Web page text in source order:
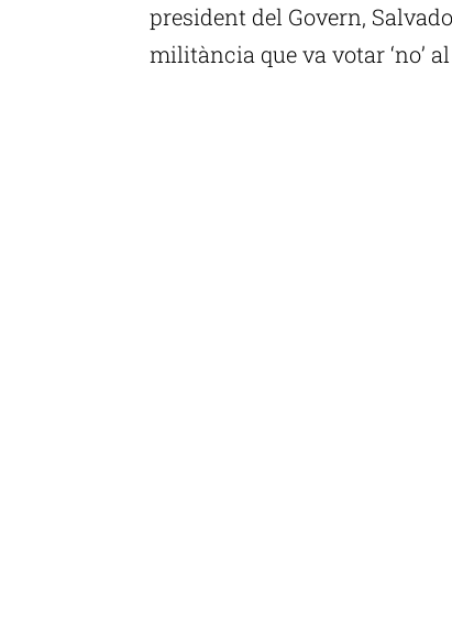
president del Govern,
militància que va votar ‘no’